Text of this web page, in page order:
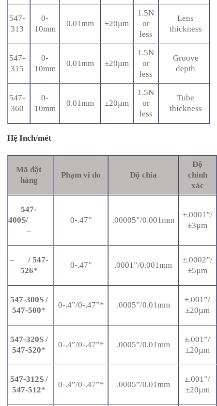
547-
313
0-
10mm
0.01mm ±20µm
1.5N
or
less
Lens
thickness
547-
315
0-
10mm
0.01mm ±20µm
1.5N
or
less
Groove
depth
547-
360
0-
10mm
0.01mm ±20µm
1.5N
or
less
Tube
thickness
Hệ Inch/mét
Mã đặt
hàng
Phạm vi đo Độ chia
Độ
chính
xác
547-
400S/
–
0-.47” .00005”/0.001mm
±.0001”/
±3µm
–
/ 547-
526*
0-.47” .0001”/0.001mm
±.0002”/
±5µm
547-300S /
547-500*
0-.4”/0-.47”* .0005”/0.01mm
±.001”/
±20µm
547-320S /
547-520*
0-.4”/0-.47”* .0005”/0.01mm
±.001”/
±20µm
547-312S /
547-512*
0-.4”/0-.47”* .0005”/0.01mm
±.001”/
±20µm